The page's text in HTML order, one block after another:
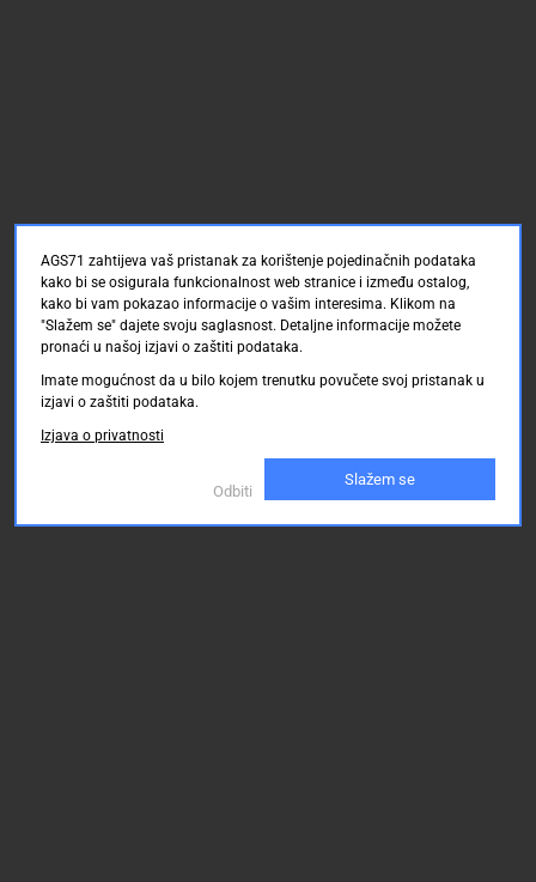
AGS71 zahtijeva vaš pristanak za korištenje pojedinačnih podataka
kako bi se osigurala funkcionalnost web stranice i između ostalog,
kako bi vam pokazao informacije o vašim interesima. Klikom na
"Slažem se" dajete svoju saglasnost. Detaljne informacije možete
pronaći u našoj izjavi o zaštiti podataka.
Imate mogućnost da u bilo kojem trenutku povučete svoj pristanak u
izjavi o zaštiti podataka.
Izjava o privatnosti
Odbiti
Slažem se